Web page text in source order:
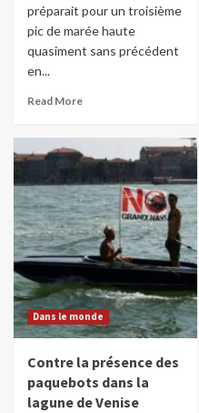
préparait pour un troisième
pic de marée haute
quasiment sans précédent
en...
Read More
Dans le monde
Contre la présence des
paquebots dans la
lagune de Venise